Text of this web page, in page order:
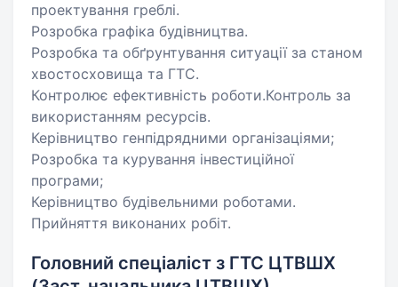
проектування греблі.
Розробка графіка будівництва.
Розробка та обґрунтування ситуації за станом
хвостосховища та ГТС.
Контролює ефективність роботи.Контроль за
використанням ресурсів.
Керівництво генпідрядними організаціями;
Розробка та курування інвестиційної
програми;
Керівництво будівельними роботами.
Прийняття виконаних робіт.
Головний спеціаліст з ГТС ЦТВШХ